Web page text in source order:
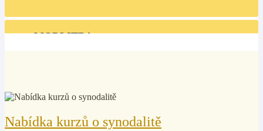
MODLITBA
MULTIMÉDIA
Nabídka kurzů o synodalitě